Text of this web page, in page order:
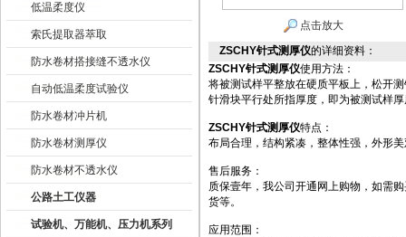
低温柔度仪
索氏提取器萃取
防水卷材搭接缝不透水仪
自动低温柔度试验仪
防水卷材冲片机
防水卷材测厚仪
防水卷材不透水仪
公路土工仪器
试验机、万能机、压力机系列
点击放大
ZSCHY针式测厚仪的详细资料：
ZSCHY针式测厚仪使用方法：
将被测试样平整放在硬质平板上，松开
针滑块平行处所指厚度，即为被测试样
ZSCHY针式测厚仪特点：
布局合理，结构紧凑，整体性强，外形
售后服务：
质保壹年，我公司开通网上购物，如需
货等。
应用范围：